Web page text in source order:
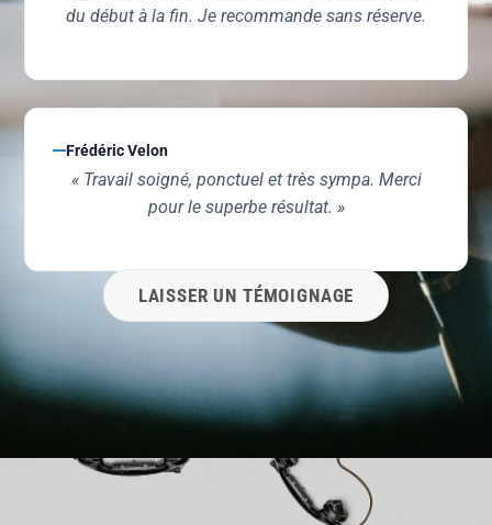
du début à la fin. Je recommande sans réserve.
Frédéric Velon
« Travail soigné, ponctuel et très sympa. Merci
pour le superbe résultat. »
LAISSER UN TÉMOIGNAGE